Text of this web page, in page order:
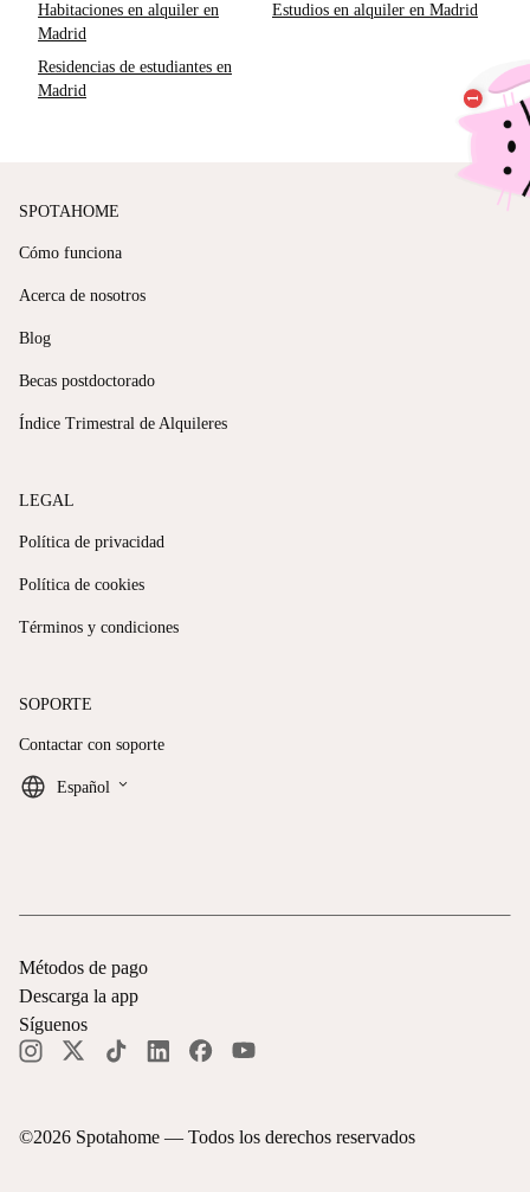
Habitaciones en alquiler en
Madrid
Estudios en alquiler en Madrid
Residencias de estudiantes en
Madrid
SPOTAHOME
Cómo funciona
Acerca de nosotros
Blog
Becas postdoctorado
Índice Trimestral de Alquileres
LEGAL
Política de privacidad
Política de cookies
Términos y condiciones
SOPORTE
Contactar con soporte
Español keyboard_arrow_down
©2026 Spotahome — Todos los derechos reservados
Métodos de pago
Descarga la app
Síguenos